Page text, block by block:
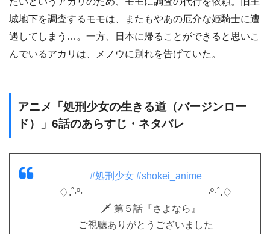
城地下を調査するモモは、またもやあの厄介な姫騎士に遭
遇してしまう…。一方、日本に帰ることができると思いこ
んでいるアカリは、メノウに別れを告げていた。
アニメ「処刑少女の生きる道（バージンロー
ド）」6話のあらすじ・ネタバレ
#処刑少女 #shokei_anime
♢.˚‧º‧┈┈┈┈┈┈┈┈┈┈┈┈┈‧º·˚.♢
🗡 第５話『さよなら』
ご視聴ありがとうございました